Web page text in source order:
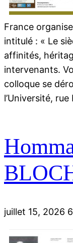
France
intitulé : « Le
affinités,
intervenants.
colloque se
l’Université, rue
juillet 15, 2026